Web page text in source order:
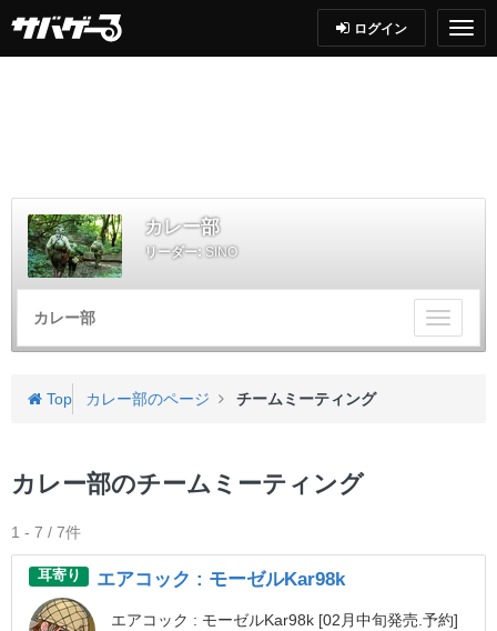
ログイン
カレー部
リーダー: SINO
チ
ー
カレー部
Top カレー部のページ チームミーティング
カレー部のチームミーティング
1 - 7 / 7件
耳寄り エアコック : モーゼルKar98k
エアコック : モーゼルKar98k [02月中旬発売.予約]